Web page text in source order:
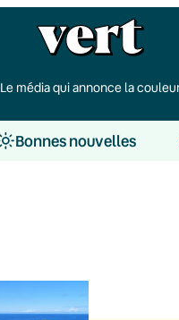
Le média qui annonce la
Bonnes nouvelles